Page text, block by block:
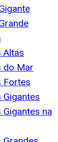
Altas
do Mar
Fortes
Gigantes
na